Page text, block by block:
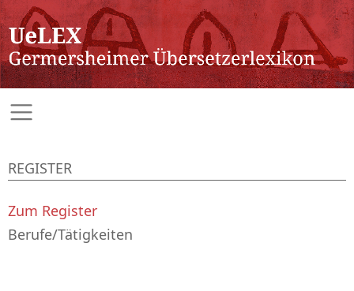
REGISTER
Zum Register
Berufe/Tätigkeiten